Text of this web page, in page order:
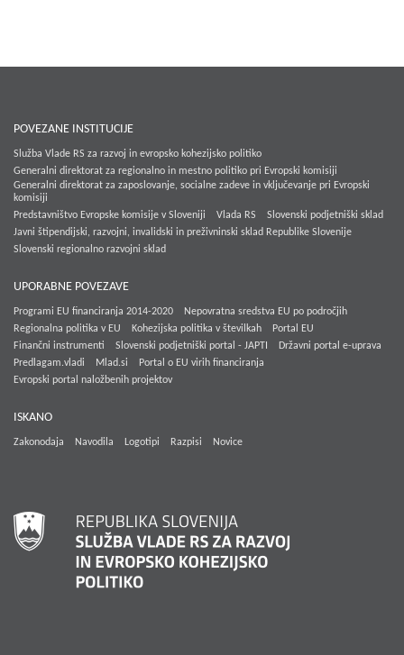
POVEZANE INSTITUCIJE
Služba Vlade RS za razvoj in evropsko kohezijsko politiko
Generalni direktorat za regionalno in mestno politiko pri Evropski komisiji
Generalni direktorat za zaposlovanje, socialne zadeve in vključevanje pri Evropski
komisiji
Predstavništvo Evropske komisije v Sloveniji
Vlada RS
Slovenski podjetniški sklad
Javni štipendijski, razvojni, invalidski in preživninski sklad Republike Slovenije
Slovenski regionalno razvojni sklad
UPORABNE POVEZAVE
Programi EU financiranja 2014-2020
Nepovratna sredstva EU po področjih
Regionalna politika v EU
Kohezijska politika v številkah
Portal EU
Finančni instrumenti
Slovenski podjetniški portal - JAPTI
Državni portal e-uprava
Predlagam.vladi
Mlad.si
Portal o EU virih financiranja
Evropski portal naložbenih projektov
ISKANO
Zakonodaja Navodila Logotipi Razpisi Novice